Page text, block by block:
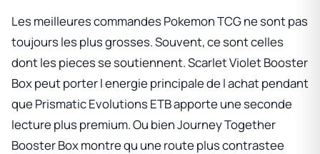
Les meilleures commandes Pokemon TCG ne sont pas
toujours les plus grosses. Souvent, ce sont celles
dont les pieces se soutiennent.Scarlet Violet Booster
Boxpeut porter l energie principale de l achat pendant
que Prismatic Evolutions ETBapporte une seconde
lecture plus premium. Ou bienJourney Together
Booster Boxmontre qu une route plus contrastee